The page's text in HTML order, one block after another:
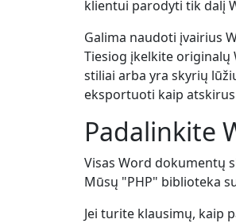
klientui parodyti tik dalį
Galima naudoti įvairius
Tiesiog įkelkite
stiliai arba yra skyrių
eksportuoti kaip
Padalinkite
Visas Word dokumentų
Mūsų "PHP" biblioteka
Jei turite klausimų, kaip